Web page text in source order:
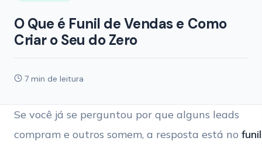
O Que é Funil de Vendas e Como
Criar o Seu do Zero
7 min de leitura
Se você já se perguntou por que alguns leads
compram e outros somem, a resposta está no